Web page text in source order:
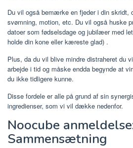
Du vil også bemærke en fjeder i din skridt,
svømning, motion, etc. Du vil også huske
datoer som fødselsdage og jubilæer med
holde din kone eller kæreste glad) .
Plus, da du vil blive mindre distraheret du
arbejde i tid og måske endda begynde at
du ikke tidligere kunne.
Disse fordele er alle på grund af sin
ingredienser, som vi vil dække nedenfor.
Noocube
Sammensætning